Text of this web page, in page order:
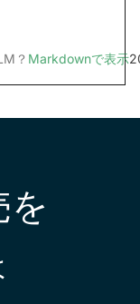
？ Markdownで表示